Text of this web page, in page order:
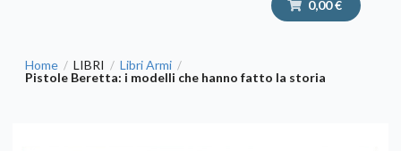
0,00 €
Home / LIBRI / Libri Armi /
Pistole Beretta: i modelli che hanno fatto la storia